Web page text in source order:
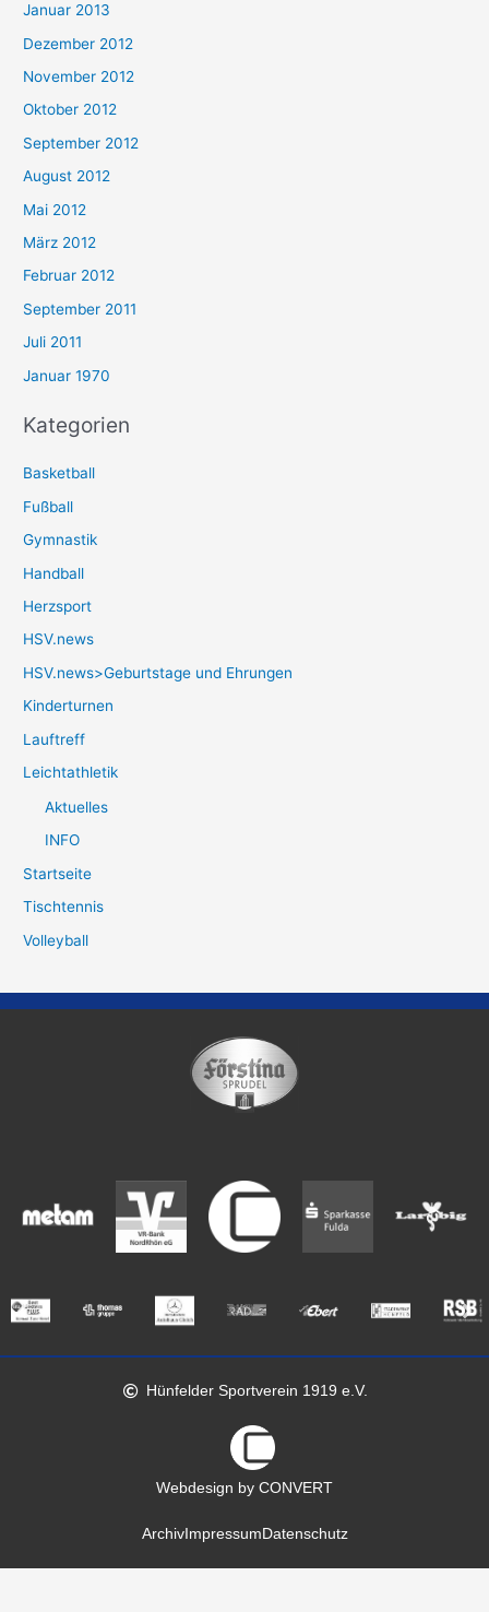
Januar 2013
Dezember 2012
November 2012
Oktober 2012
September 2012
August 2012
Mai 2012
März 2012
Februar 2012
September 2011
Juli 2011
Januar 1970
Kategorien
Basketball
Fußball
Gymnastik
Handball
Herzsport
HSV.news
HSV.news>Geburtstage und Ehrungen
Kinderturnen
Lauftreff
Leichtathletik
Aktuelles
INFO
Startseite
Tischtennis
Volleyball
Hünfelder Sportverein 1919 e.V.
Webdesign by CONVERT
ArchivImpressum Datenschutz